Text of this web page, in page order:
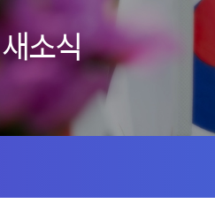
새소식